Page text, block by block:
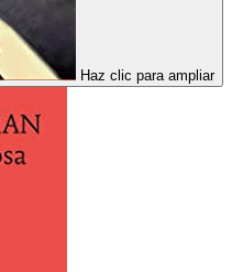
Haz clic para ampliar